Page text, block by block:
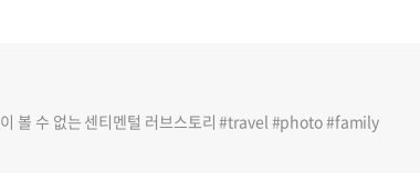
이 볼 수 없는 센티멘털 러브스토리 #travel #photo #family